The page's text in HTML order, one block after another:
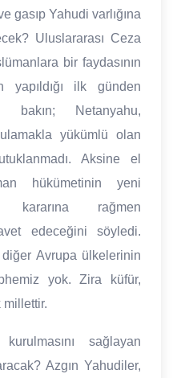
gasıp Yahudi varlığına
Uluslararası Ceza
bir faydasının
yapıldığı ilk günden
Netanyahu,
yükümlü olan
Aksine el
hükümetinin yeni
kararına rağmen
edeceğini söyledi.
Avrupa ülkelerinin
yok. Zira küfür,
millettir.
sağlayan
Azgın Yahudiler,